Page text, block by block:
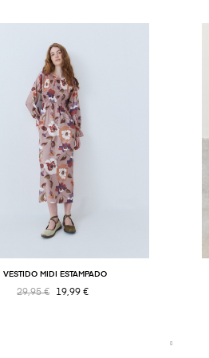
VESTIDO MIDI ESTAMPADO
29,95 € 19,99 €